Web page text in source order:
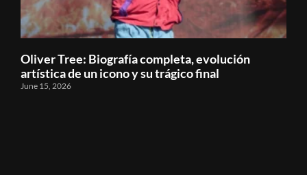
Oliver Tree: Biografía completa, evolución
artística de un icono y su trágico final
June 15, 2026